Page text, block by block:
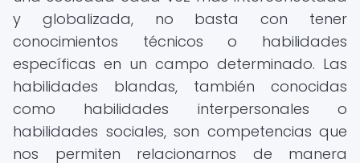
y globalizada, no basta con tener
conocimientos técnicos o habilidades
específicas en un campo determinado. Las
habilidades blandas, también conocidas
como habilidades interpersonales o
habilidades sociales, son competencias que
nos permiten relacionarnos de manera